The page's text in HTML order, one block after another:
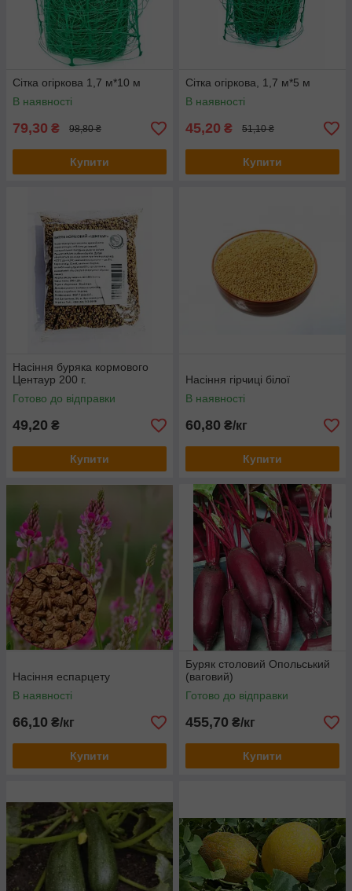
Сітка огіркова 1,7 м*10 м
В наявності
79,30 ₴ 98,80 ₴
Купити
Сітка огіркова, 1,7 м*5 м
В наявності
45,20 ₴ 51,10 ₴
Купити
Насіння буряка кормового
Центаур 200 г.
Готово до відправки
49,20 ₴
Купити
Насіння гірчиці білої
В наявності
60,80 ₴/кг
Купити
Насіння еспарцету
В наявності
66,10 ₴/кг
Купити
Буряк столовий Опольський
(ваговий)
Готово до відправки
455,70 ₴/кг
Купити